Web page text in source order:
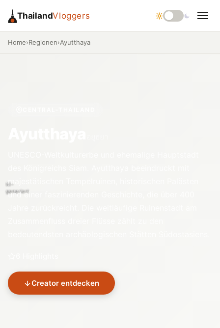
ThailandVloggers
Home›Regionen›Ayutthaya
KI-
generiert
majestätischen Tempelruinen, historischen Palästen
und einer faszinierenden Geschichte, die über 400
Creator entdecken